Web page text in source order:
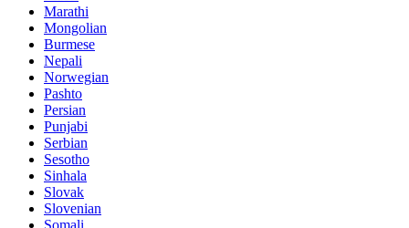
Marathi
Mongolian
Burmese
Nepali
Norwegian
Pashto
Persian
Punjabi
Serbian
Sesotho
Sinhala
Slovak
Slovenian
Somali